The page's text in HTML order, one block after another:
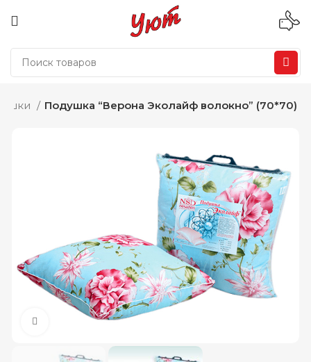
Подушка “Верона Эколайф волокно” (70*70)
Нажмите, чтобы увеличить